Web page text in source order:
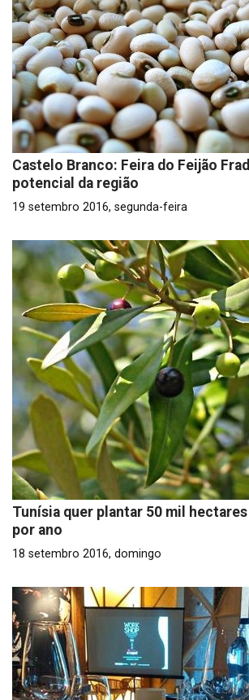
Castelo Branco: Feira do Feijão
potencial da região
19 setembro 2016, segunda-feira
Tunísia quer plantar 50 mil
por ano
18 setembro 2016, domingo